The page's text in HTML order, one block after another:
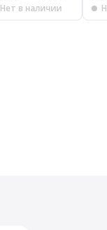
Нет в наличии